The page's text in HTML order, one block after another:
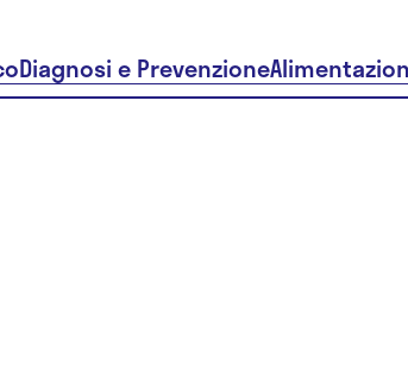
Diagnosi e Prevenzione